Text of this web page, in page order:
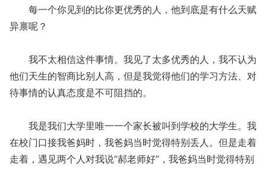
每一个你见到的比你更优秀的人，他到底是有什么天赋
异禀呢？
我不太相信这件事情。我见了太多优秀的人，我不认为
他们天生的智商比别人高，但是我觉得他们的学习方法、对
待事情的认真态度是不可阻挡的。
我是我们大学里唯一一个家长被叫到学校的大学生。我
在校门口接我爸妈时，我爸妈当时觉得特别丢人。但是走着
走着，遇见两个人对我说“郝老师好”，我爸妈当时觉得特别